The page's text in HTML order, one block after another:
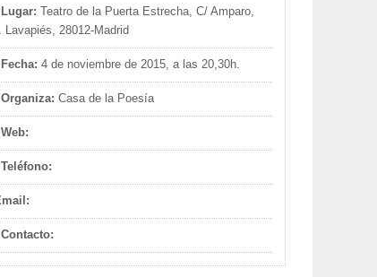
Lugar: Teatro de la Puerta Estrecha, C/ Amparo,
Lavapiés, 28012-Madrid
Fecha: 4 de noviembre de 2015, a las 20,30h.
Organiza: Casa de la Poesía
Web:
Teléfono:
Contacto: